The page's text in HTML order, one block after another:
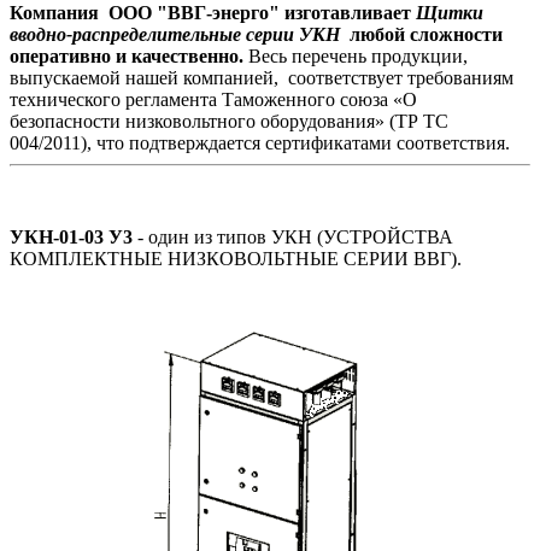
Компания ООО "ВВГ-энерго" изготавливает Щитки
вводно-распределительные серии УКН любой сложности
оперативно и качественно. Весь перечень продукции,
выпускаемой нашей компанией, соответствует требованиям
технического регламента Таможенного союза «О
безопасности низковольтного оборудования» (ТР ТС
004/2011), что подтверждается сертификатами соответствия.
УКН-01-03 У3 - один из типов УКН (УСТРОЙСТВА
КОМПЛЕКТНЫЕ НИЗКОВОЛЬТНЫЕ СЕРИИ ВВГ).